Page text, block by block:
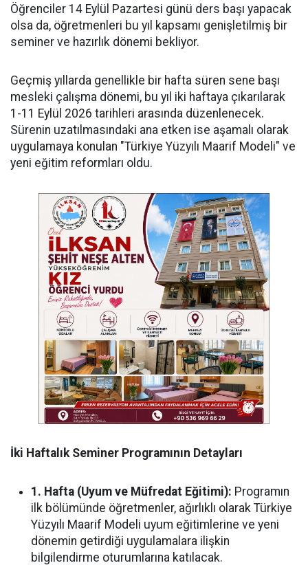
Öğrenciler 14 Eylül Pazartesi günü ders başı yapacak
olsa da, öğretmenleri bu yıl kapsamı genişletilmiş bir
seminer ve hazırlık dönemi bekliyor.
Geçmiş yıllarda genellikle bir hafta süren sene başı
mesleki çalışma dönemi, bu yıl iki haftaya çıkarılarak
1-11 Eylül 2026 tarihleri arasında düzenlenecek.
Sürenin uzatılmasındaki ana etken ise aşamalı olarak
uygulamaya konulan "Türkiye Yüzyılı Maarif Modeli" ve
yeni eğitim reformları oldu.
İki Haftalık Seminer Programının Detayları
1. Hafta (Uyum ve Müfredat Eğitimi): Programın
ilk bölümünde öğretmenler, ağırlıklı olarak Türkiye
Yüzyılı Maarif Modeli uyum eğitimlerine ve yeni
dönemin getirdiği uygulamalara ilişkin
bilgilendirme oturumlarına katılacak.